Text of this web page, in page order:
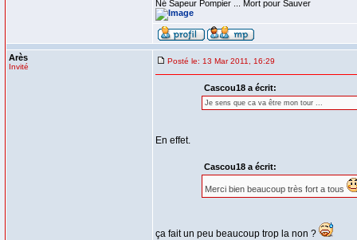
Né Sapeur Pompier ... Mort pour Sauver
Arès
Invité
Posté le: 13 Mar 2011, 16:29
Cascou18 a écrit:
Je sens que ca va être mon tour ...
En effet.
Cascou18 a écrit:
Merci bien beaucoup très fort a tous
ça fait un peu beaucoup trop la non ?